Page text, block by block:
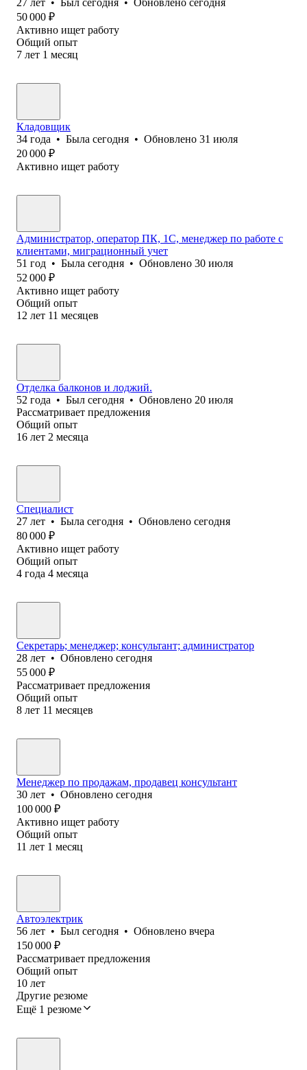
50 000 ₽
Активно ищет работу
Общий опыт
7 лет 1 месяц
Кладовщик
34 года • Была сегодня • Обновлено 31 июля
20 000 ₽
Активно ищет работу
Администратор, оператор ПК, 1С, менеджер по работе с
клиентами, миграционный учет
51 год • Была сегодня • Обновлено 30 июля
52 000 ₽
Активно ищет работу
Общий опыт
12 лет 11 месяцев
Отделка балконов и лоджий.
52 года • Был сегодня • Обновлено 20 июля
Рассматривает предложения
Общий опыт
16 лет 2 месяца
Специалист
27 лет • Была сегодня • Обновлено сегодня
80 000 ₽
Активно ищет работу
Общий опыт
4 года 4 месяца
Секретарь; менеджер; консультант; администратор
28 лет • Обновлено сегодня
55 000 ₽
Рассматривает предложения
Общий опыт
8 лет 11 месяцев
Менеджер по продажам, продавец консультант
30 лет • Обновлено сегодня
100 000 ₽
Активно ищет работу
Общий опыт
11 лет 1 месяц
Автоэлектрик
56 лет • Был сегодня • Обновлено вчера
150 000 ₽
Рассматривает предложения
Общий опыт
10 лет
Другие резюме
Ещё 1 резюме